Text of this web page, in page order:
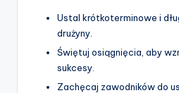
Ustal krótkoterminowe i
drużyny.
Świętuj osiągnięcia, aby
sukcesy.
Zachęcaj zawodników do